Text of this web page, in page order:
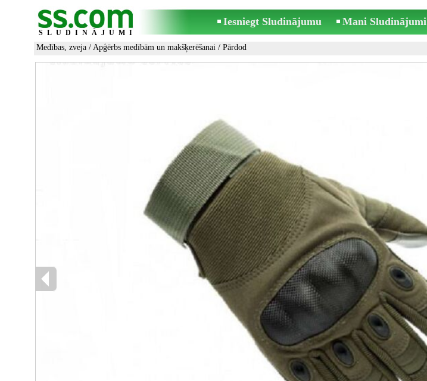
SLUDINĀJUMI
Iesniegt Sludinājumu Mani Sludinājumi
Medības, zveja / Apģērbs medībām un makšķerēšanai / Pārdod